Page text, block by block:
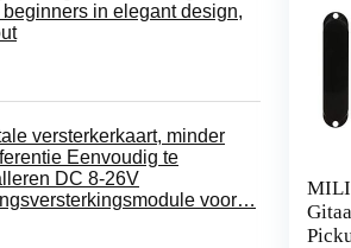
beginners in elegant design,
versterkerkaart, minder
Eenvoudig te
DC 8-26V
voor…